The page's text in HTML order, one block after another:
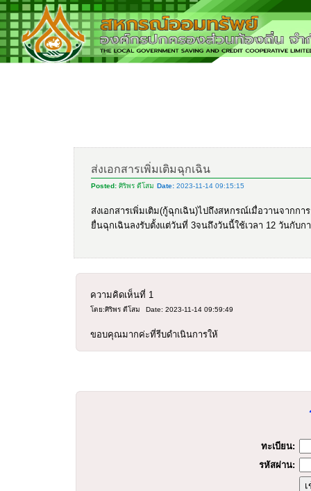
ส่งเอกสารเพิ่มเติมฉุกเฉิน
Posted: ศิริพร ดีโสม Date: 2023-11-14 09:15:15
ส่งเอกสารเพิ่มเติม(กู้ฉุกเฉิน)ไปถึงสหกรณ์เมื่อวานจาก
ยื่นฉุกเฉินลงรับตั้งแต่วันที่ 3จนถึงวันนี้ใช้เวลา 12 วันกับก
ความคิดเห็นที่ 1
โดย:ศิริพร ดีโสม Date: 2023-11-14 09:59:49
ขอบคุณมากค่ะที่รีบดำเนินการให้
ทะเบียน:
รหัสผ่าน: